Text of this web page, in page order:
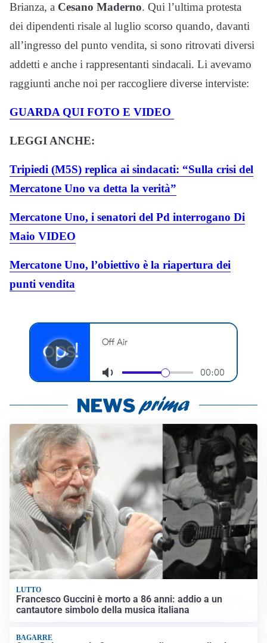
Brianza, a Cesano Maderno. Qui l’ultima protesta
dei dipendenti risale al luglio scorso quando, davanti
all’ingresso del punto vendita, si sono ritrovati diversi
addetti e anche i rappresentanti sindacali. Li avevamo
raggiunti anche noi per raccogliere diverse interviste:
GUARDA QUI FOTO E VIDEO
LEGGI ANCHE:
Tripiedi (M5S) replica ai sindacati: “Sulla crisi del
Mercatone Uno va detta la verità”
Mercatone Uno, i senatori del Pd interrogano Di
Maio VIDEO
Mercatone Uno, l’obiettivo è la riapertura dei
punti vendita
LUTTO
Francesco Guccini è morto a 86 anni: addio a un
cantautore simbolo della musica italiana
BAGARRE